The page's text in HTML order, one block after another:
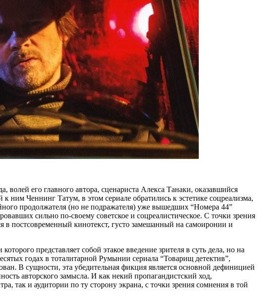
волей его главного автора, сценариста Алекса Танаки, оказавшийся
Ченнинг Татум, в этом сериале обратились к эстетике соцреализма,
продолжателя (но не подражателя) уже вышедших “Номера 44”
сильно по-своему советское и соцреалистическое. С точки зрения
постсовременный кинотекст, густо замешанный на самоиронии и
представляет собой этакое введение зрителя в суть дела, но на
годах в тоталитарной Румынии сериала “Товарищ детектив”,
В сущности, эта убедительная фикция является основной дефиницией
авторского замысла. И как некий пропагандистский ход,
так и аудитории по ту сторону экрана, с точки зрения сомнения в той